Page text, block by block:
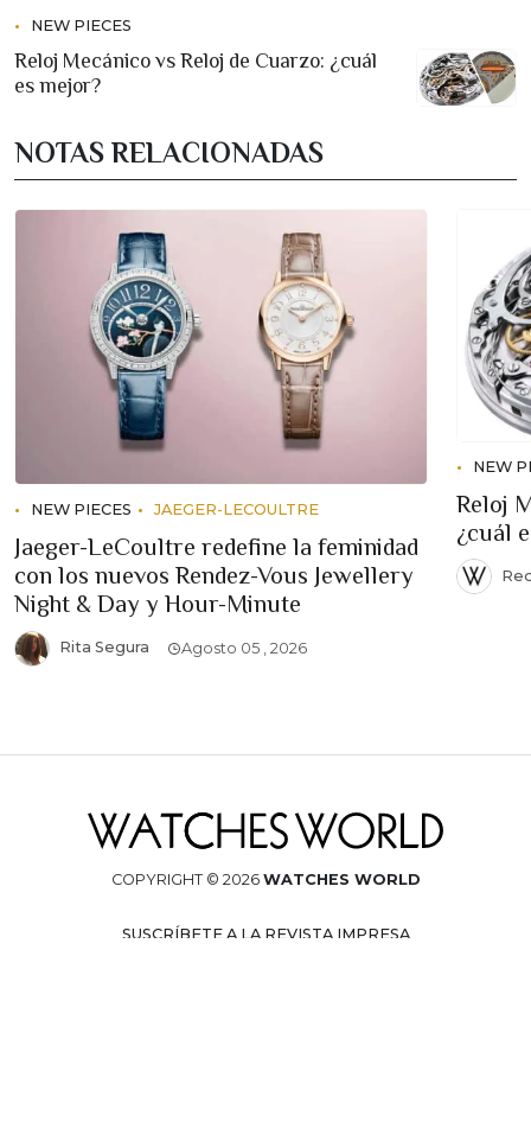
NEW PIECES
Reloj Mecánico vs Reloj de Cuarzo: ¿cuál
es mejor?
NOTAS RELACIONADAS
NEW PIECES JAEGER-LECOULTRE
Jaeger-LeCoultre redefine la feminidad
con los nuevos Rendez-Vous Jewellery
Night & Day y Hour-Minute
Rita Segura Agosto 05 , 2026
NEW
Reloj
¿cuál
COPYRIGHT © 2026 WATCHES WORLD
SUSCRÍBETE A LA REVISTA IMPRESA